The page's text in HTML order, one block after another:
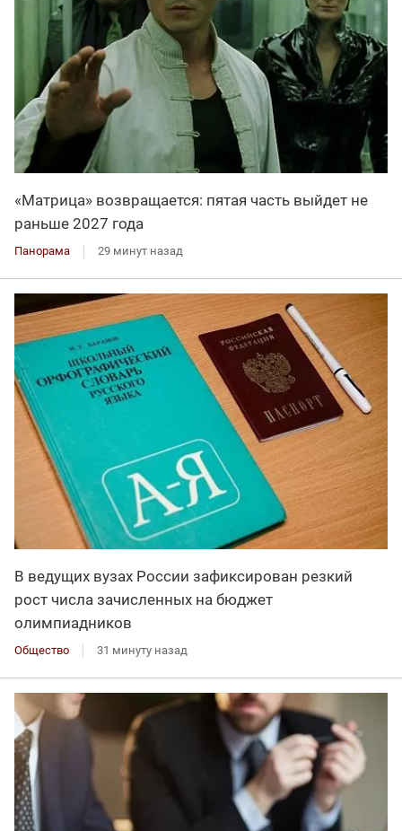
«Матрица» возвращается: пятая часть выйдет не
раньше 2027 года
Панорама 29 минут назад
В ведущих вузах России зафиксирован резкий
рост числа зачисленных на бюджет
олимпиадников
Общество 31 минуту назад